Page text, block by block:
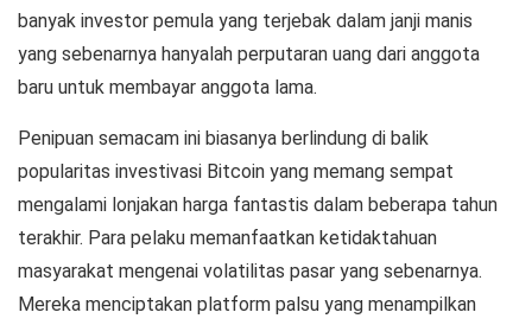
banyak investor pemula yang terjebak dalam janji manis
yang sebenarnya hanyalah perputaran uang dari anggota
baru untuk membayar anggota lama.
Penipuan semacam ini biasanya berlindung di balik
popularitas investivasi Bitcoin yang memang sempat
mengalami lonjakan harga fantastis dalam beberapa tahun
terakhir. Para pelaku memanfaatkan ketidaktahuan
masyarakat mengenai volatilitas pasar yang sebenarnya.
Mereka menciptakan platform palsu yang menampilkan